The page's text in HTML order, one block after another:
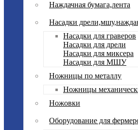
Наждачная бумага,лента
Насадки
Насадки для граверов
Насадки для дрели
Насадки для миксера
Насадки для МШУ
Ножницы по металлу
Ножницы
Ножовки
Оборудование для